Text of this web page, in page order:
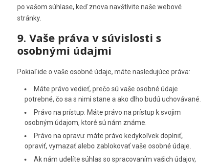
po vašom súhlase, keď znova navštívite naše webové
stránky.
9. Vaše práva v súvislosti s
osobnými údajmi
Pokiaľ ide o vaše osobné údaje, máte nasledujúce práva:
Máte právo vedieť, prečo sú vaše osobné údaje
potrebné, čo sa s nimi stane a ako dlho budú uchovávané.
Právo na prístup: Máte právo na prístup k svojim
osobným údajom, ktoré sú nám známe.
Právo na opravu: máte právo kedykoľvek doplniť,
opraviť, vymazať alebo zablokovať vaše osobné údaje.
Ak nám udelíte súhlas so spracovaním vašich údajov,